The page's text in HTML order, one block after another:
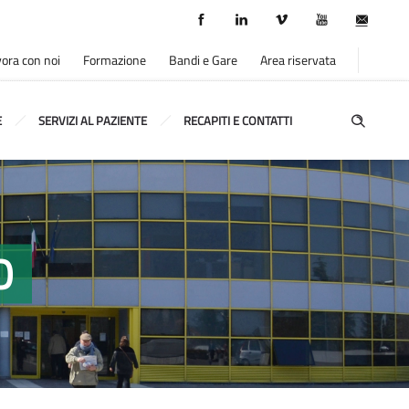
con noi Formazione Bandi e Gare Area riservata
SERVIZI AL PAZIENTE RECAPITI E CONTATTI